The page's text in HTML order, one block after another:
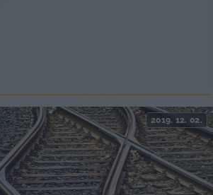
2019. 12. 02.